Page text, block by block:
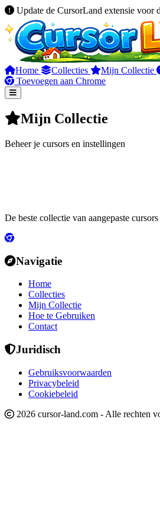
Update de CursorLand extensie voor
Home Collecties Mijn Collectie
Toevoegen aan Chrome
Mijn Collectie
Beheer je cursors en instellingen
De beste collectie van aangepaste
Navigatie
Home
Collecties
Mijn Collectie
Hoe te Gebruiken
Contact
Juridisch
Gebruiksvoorwaarden
Privacybeleid
Cookiebeleid
2026 cursor-land.com - Alle rechten